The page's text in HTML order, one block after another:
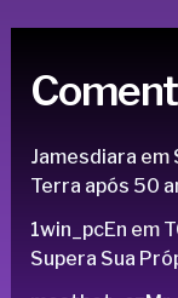
Jamesdiara em
Terra após 50
1win_pcEn em
Supera Sua